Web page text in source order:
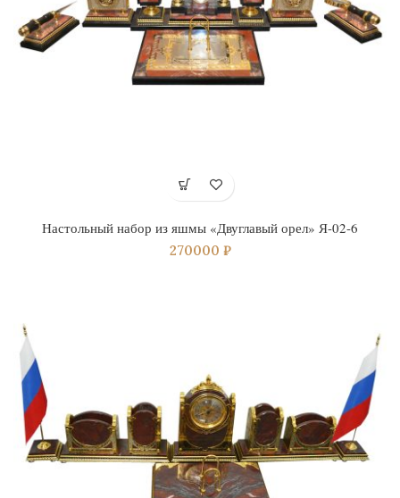
Настольный набор из яшмы «Двуглавый орел» Я-02-6
270000 ₽